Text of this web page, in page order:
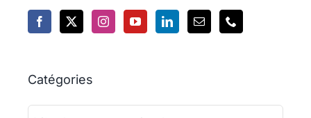
Catégories
Catégories